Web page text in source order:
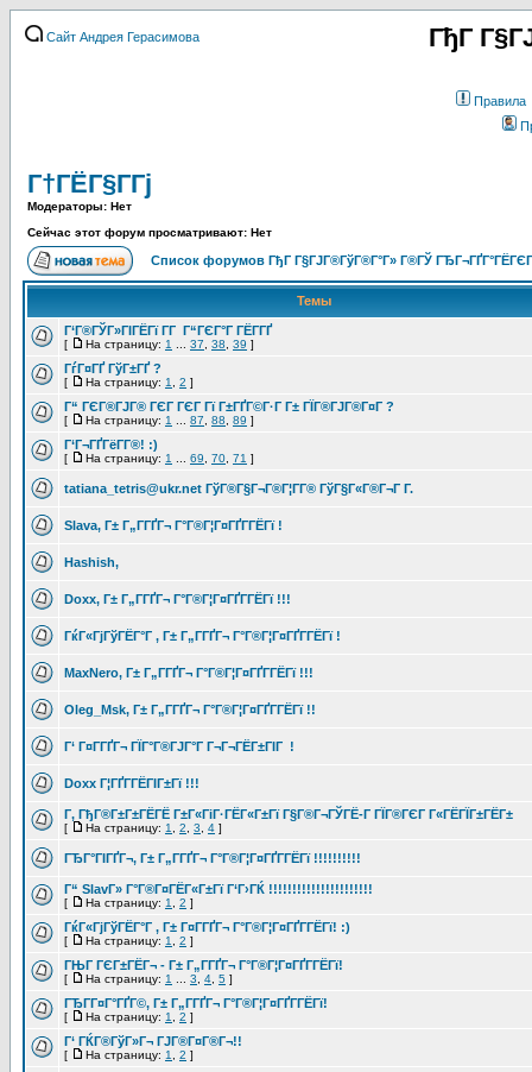
Сайт Андрея Герасимова ГђГ
Правила
Г†ГЁГ§Г­Гј
Модераторы: Нет
Сейчас этот форум просматривают: Нет
Список форумов ГђГ Г§ГЈГ®ГўГ®Г°Г» Г®ГЎ
Темы
Г‘Г®ГЎГ»ГІГЁГї Г­Г Г“ГЄГ°Г ГЁГ­ГҐ
[ На страницу: 1 37 38 39 ]
ГѓГ¤ГҐ ГўГ±ГҐ ?
[ На страницу: 1 2 ]
Г“ ГЄГ®ГЈГ® ГЄГ ГЄГ Гї Г±ГҐГ©Г·Г Г± ГЇГ®ГЈГ®Г¤Г ?
[ На страницу: 1 87 88 89 ]
Г‘Г¬ГҐГёГ­Г®! :)
[ На страницу: 1 69 70 71 ]
tatiana_tetris@ukr.net ГўГ®Г§Г¬Г®Г¦Г­Г® ГўГ§Г«Г®Г¬Г Г­.
Slava, Г± Г„Г­ГҐГ¬ Г°Г®Г¦Г¤ГҐГ­ГЁГї !
Hashish,
Doxx, Г± Г„Г­ГҐГ¬ Г°Г®Г¦Г¤ГҐГ­ГЁГї !!!
ГќГ«ГјГўГЁГ°Г , Г± Г„Г­ГҐГ¬ Г°Г®Г¦Г¤ГҐГ­ГЁГї !
MaxNero, Г± Г„Г­ГҐГ¬ Г°Г®Г¦Г¤ГҐГ­ГЁГї !!!
Oleg_Msk, Г± Г„Г­ГҐГ¬ Г°Г®Г¦Г¤ГҐГ­ГЁГї !!
Г‘ Г¤Г­ГҐГ¬ ГЇГ°Г®ГЈГ°Г Г¬Г¬ГЁГ±ГІГ !
Doxx Г¦ГҐГ­ГЁГІГ±Гї !!!
Г‚ ГђГ®Г±Г±ГЁГЁ Г±Г«ГіГ·ГЁГ«Г±Гї Г§Г®Г¬ГЎГЁ-Г ГЇГ®ГЄГ Г«ГЁГЇГ±ГЁГ±
[ На страницу: 1 2 3 4 ]
ГЂГ°ГІГҐГ¬, Г± Г„Г­ГҐГ¬ Г°Г®Г¦Г¤ГҐГ­ГЁГї !!!!!!!!!!
Г“ SlavГ» Г°Г®Г¤ГЁГ«Г±Гї Г‘Г›ГЌ !!!!!!!!!!!!!!!!!!!!!!
[ На страницу: 1 2 ]
ГќГ«ГјГўГЁГ°Г , Г± Г¤Г­ГҐГ¬ Г°Г®Г¦Г¤ГҐГ­ГЁГї! :)
[ На страницу: 1 2 ]
ГЊГ ГЄГ±ГЁГ¬ - Г± Г„Г­ГҐГ¬ Г°Г®Г¦Г¤ГҐГ­ГЁГї!
[ На страницу: 1 3 4 5 ]
ГЂГ­Г¤Г°ГҐГ©, Г± Г„Г­ГҐГ¬ Г°Г®Г¦Г¤ГҐГ­ГЁГї!
[ На страницу: 1 2 ]
Г‘ ГЌГ®ГўГ»Г¬ ГЈГ®Г¤Г®Г¬!!
[ На страницу: 1 2 ]